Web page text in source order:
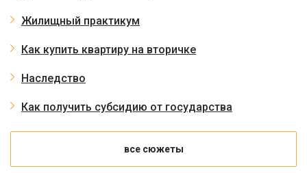
Жилищный практикум
Как купить квартиру на вторичке
Наследство
Как получить субсидию от государства
все сюжеты